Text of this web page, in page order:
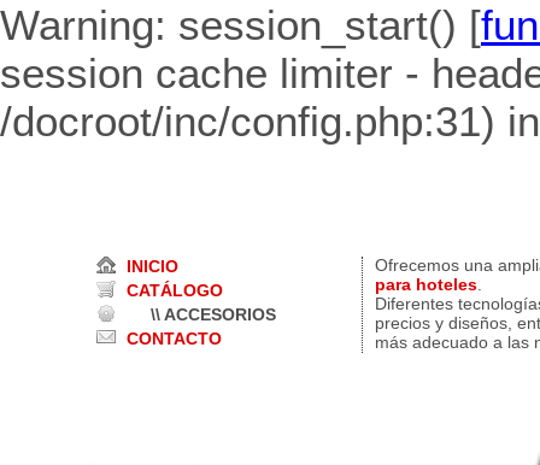
Warning: session_start() [
session cache limiter -
/docroot/inc/config.php:31)
INICIO
CATÁLOGO
\\ ACCESORIOS
CONTACTO
Ofrecemos una
para hoteles
Diferentes
precios y diseños,
más adecuado a las